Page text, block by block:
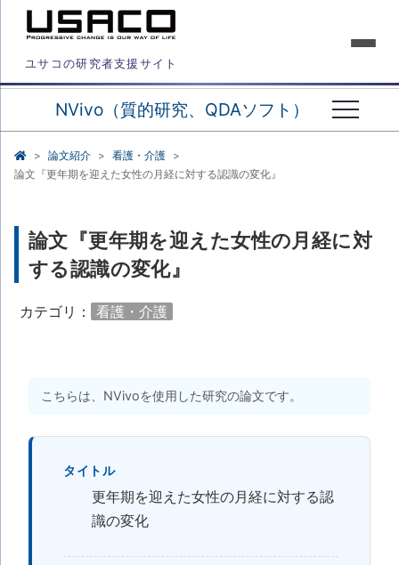
ユサコの研究者支援サイト
NVivo（質的研究、QDAソフト）
論文紹介
看護・介護
論文『更年期を迎えた女性の月経に対する認識の変化』
論文『更年期を迎えた女性の月経に対
する認識の変化』
カテゴリ： 看護・介護
こちらは、NVivoを使用した研究の論文です。
タイトル
更年期を迎えた女性の月経に対する認
識の変化